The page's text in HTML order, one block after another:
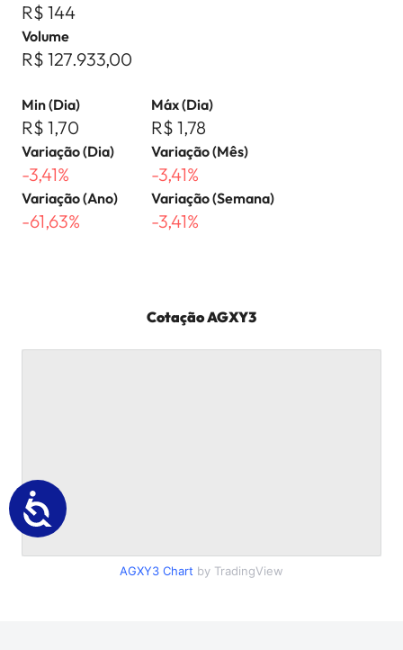
R$ 144
Volume
R$ 127.933,00
Min (Dia)
R$ 1,70
Máx (Dia)
R$ 1,78
Variação (Dia)
-3,41%
Variação (Mês)
-3,41%
Variação (Ano)
-61,63%
Variação (Semana)
-3,41%
CotaçãoAGXY3
AGXY3 Chart by TradingView